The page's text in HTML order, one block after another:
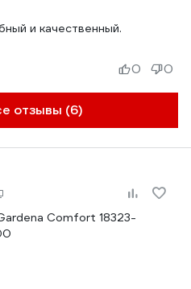
и качественный.
отзывы (6)
0 0
Comfort 18323-